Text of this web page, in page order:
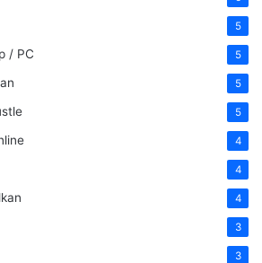
5
/ PC 5
5
5
4
4
4
3
3